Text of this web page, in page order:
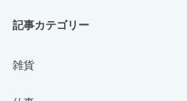
記事カテゴリー
雑貨